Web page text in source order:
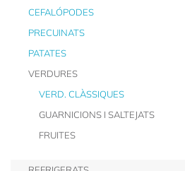
CEFALÓPODES
PRECUINATS
PATATES
VERDURES
VERD. CLÀSSIQUES
GUARNICIONS I SALTEJATS
FRUITES